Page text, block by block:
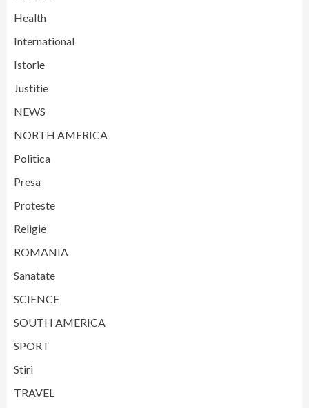
Health
International
Istorie
Justitie
NEWS
NORTH AMERICA
Politica
Presa
Proteste
Religie
ROMANIA
Sanatate
SCIENCE
SOUTH AMERICA
SPORT
Stiri
TRAVEL